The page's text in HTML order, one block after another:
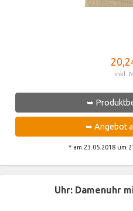
inkl.
➥
➥ Angebot
* am 23.05.2018 um
Uhr: Damenuhr